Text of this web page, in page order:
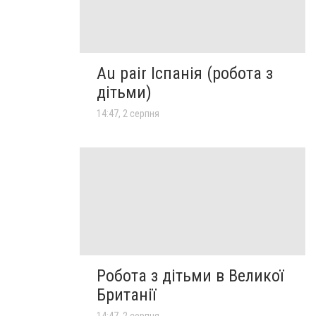
Au pair Іспанія (робота з
дітьми)
14:47, 2 серпня
Робота з дітьми в Великої
Британії